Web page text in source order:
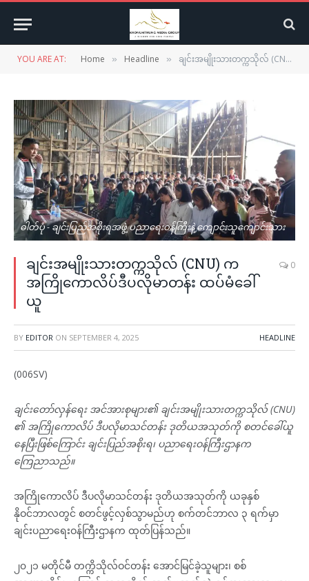
YOU ARE AT: Home » Headline » ချင်းအမျိုးသားတက္ကသိုလ် (CNU) က အကြိုကောလိပ်ဒီပလိုမာတန်း ထပ်မံခေါ်ယူ
ဓါတ်ပုံ - ချင်းပြည်အစိုးရအဖွဲ့ ပညာရေးဝန်ကြီးနဲ့ ကျောင်းသူကျောင်းသား
ချင်းအမျိုးသားတက္ကသိုလ် (CNU) က
အကြိုကောလိပ်ဒီပလိုမာတန်း ထပ်မံခေါ်
ယူ
0
BY EDITOR ON SEPTEMBER 4, 2025 HEADLINE
(006SV)
ချင်းတော်လှန်ရေး အင်အားစုများ၏ ချင်းအမျိုးသားတက္ကသိုလ် (CNU)
၏ အကြိုကောလိပ် ဒီပလိုမာသင်တန်း ဒုတိယအသုတ်ကို စတင်ခေါ်ယူ
နေပြီးဖြစ်ကြောင်း ချင်းပြည်အစိုးရ၊ ပညာရေးဝန်ကြီးဌာနက
ကြေညာသည်။
အကြိုကောလိပ် ဒီပလိုမာသင်တန်း ဒုတိယအသုတ်ကို ယခုနှစ်
နိုဝင်ဘာလတွင် စတင်ဖွင့်လှစ်သွာမည်ဟု စက်တင်ဘာလ ၃ ရက်မှာ
ချင်းပညာရေးဝန်ကြီးဌာနက ထုတ်ပြန်သည်။
၂၀၂၁ မတိုင်မီ တက္ကိသိုလ်ဝင်တန်း အောင်မြင်ခဲ့သူများ၊ စစ်